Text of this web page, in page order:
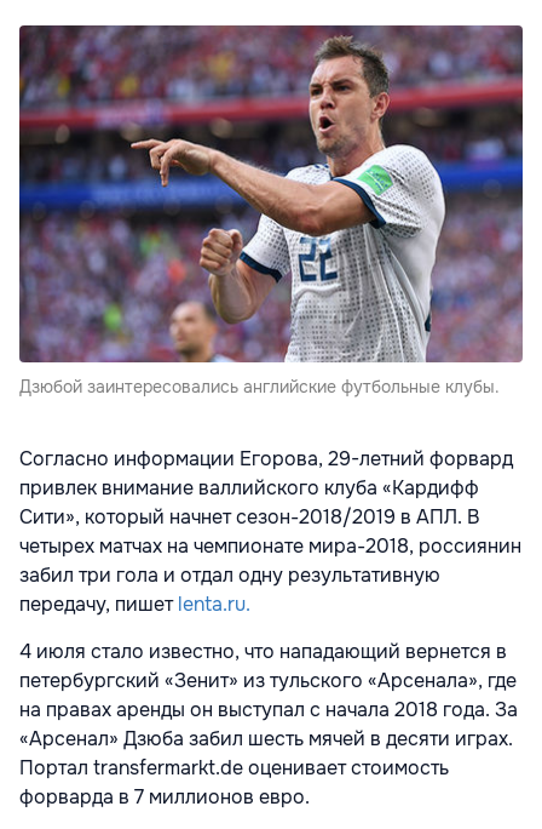
Дзюбой заинтересовались английские футбольные клубы.
Согласно информации Егорова, 29-летний форвард
привлек внимание валлийского клуба «Кардифф
Сити», который начнет сезон-2018/2019 в АПЛ. В
четырех матчах на чемпионате мира-2018, россиянин
забил три гола и отдал одну результативную
передачу, пишетlenta.ru.
4 июля стало известно, что нападающий вернется в
петербургский «Зенит» из тульского «Арсенала», где
на правах аренды он выступал с начала 2018 года. За
«Арсенал» Дзюба забил шесть мячей в десяти играх.
Портал transfermarkt.de оценивает стоимость
форварда в 7 миллионов евро.